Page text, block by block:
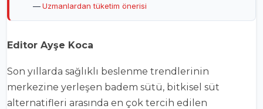
Uzmanlardan tüketim önerisi
Editor Ayşe Koca
Son yıllarda sağlıklı beslenme trendlerinin
merkezine yerleşen badem sütü, bitkisel süt
alternatifleri arasında en çok tercih edilen